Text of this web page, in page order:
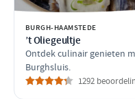
BURGH-HAAMSTEDE
’t Oliegeultje
Ontdek culinair genieten
Burghsluis.
1292